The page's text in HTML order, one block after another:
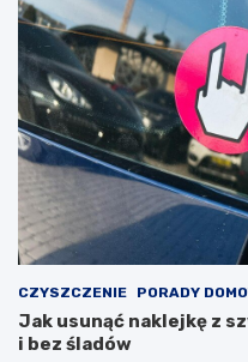
CZYSZCZENIE PORADY
Jak usunąć naklejkę z
i bez śladów